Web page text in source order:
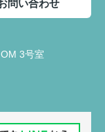
問い合わせ
3号室